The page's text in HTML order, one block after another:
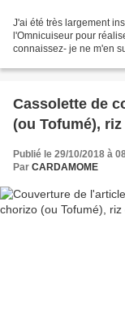
J'ai été très largement
l'Omnicuiseur pour
connaissez- je ne m'en
Cassolette de
(ou Tofumé),
Publié le 29/10/2018 à
Par CARDAMOME